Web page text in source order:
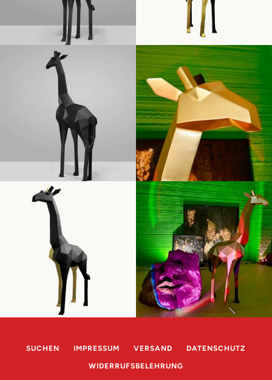
SUCHEN IMPRESSUM VERSAND DATENSCHUTZ
WIDERRUFSBELEHRUNG